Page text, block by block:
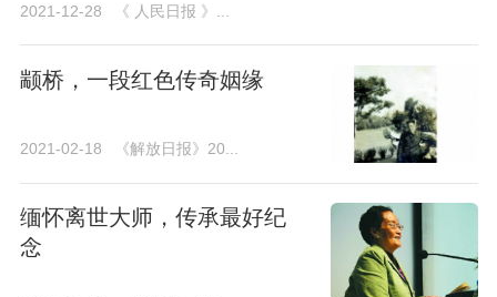
2021-12-28 《 人民日报 》...
颛桥，一段红色传奇姻缘
2021-02-18 《解放日报》20...
缅怀离世大师，传承最好纪
念